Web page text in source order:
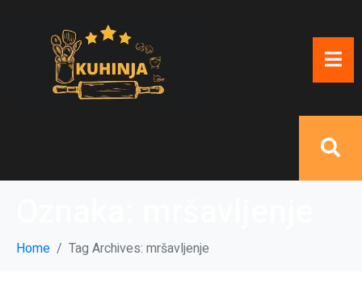
Home Tag Archives: mršavljenje